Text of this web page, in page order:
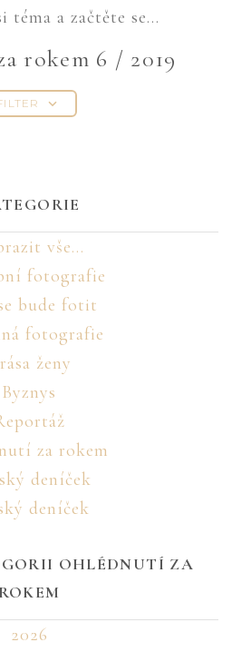
téma a začtěte se...
rokem 6 / 2019
vše...
fotografie
bude fotit
fotografie
ženy
Byznys
za rokem
deníček
deníček
OHLÉDNUTÍ ZA
ROKEM
2026